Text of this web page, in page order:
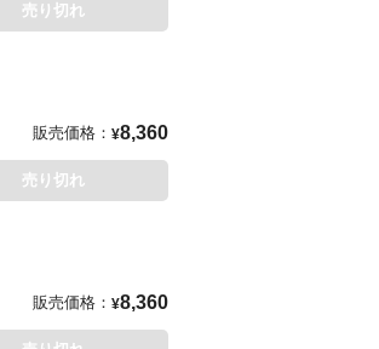
売り切れ
販売価格： ¥8,360
売り切れ
販売価格： ¥8,360